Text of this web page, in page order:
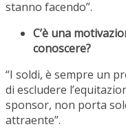
stanno facendo”.
C’è una
conoscere?
“I soldi, è sempre un
di escludere
sponsor, non porta
attraente”.